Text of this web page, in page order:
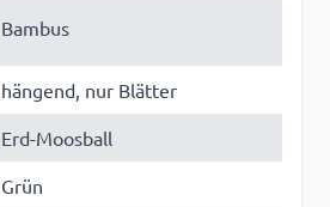
Bambus
hängend, nur Blätter
Erd-Moosball
Grün